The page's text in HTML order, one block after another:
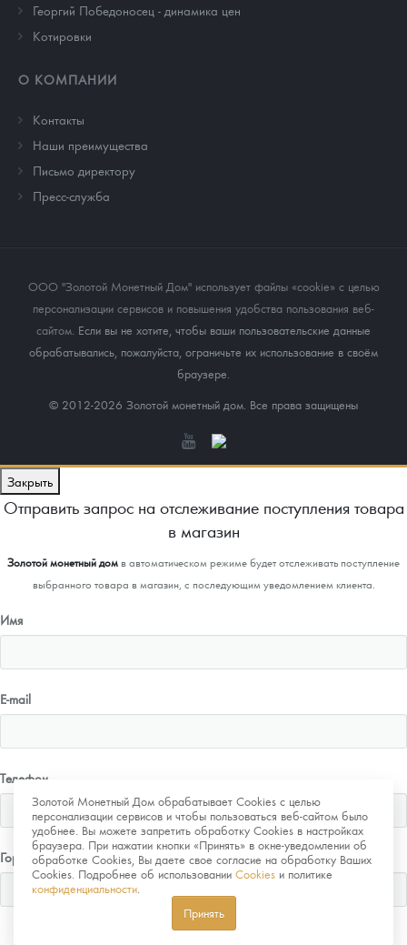
Георгий Победоносец - динамика цен
Котировки
О КОМПАНИИ
Контакты
Наши преимущества
Письмо директору
Пресс-служба
ООО "Золотой Монетный Дом" использует файлы «cookie» с целью
персонализации сервисов и повышения удобства пользования веб-
сайтом . Если вы не хотите, чтобы ваши пользовательские данные
обрабатывались, пожалуйста, ограничьте их использование в своём
браузере.
© 2012-2026 Золотой монетный дом. Все права защищены
Золотой Монетный Дом обрабатывает Cookies с целью
персонализации сервисов и чтобы пользоваться веб-сайтом было
удобнее. Вы можете запретить обработку Cookies в настройках
браузера. При нажатии кнопки «Принять» в окне-уведомлении об
обработке Cookies, Вы даете свое согласие на обработку Ваших
Cookies. Подробнее об использовании Cookies и политике
конфиденциальности
Принять
Закрыть
Отправить запрос на отслеживание поступления товара
в магазин
Золотой монетный домв автоматическом режиме будет отслеживать поступление
выбранного товара в магазин, с последующим уведомлением клиента.
Имя
E-mail
Телефон
Город